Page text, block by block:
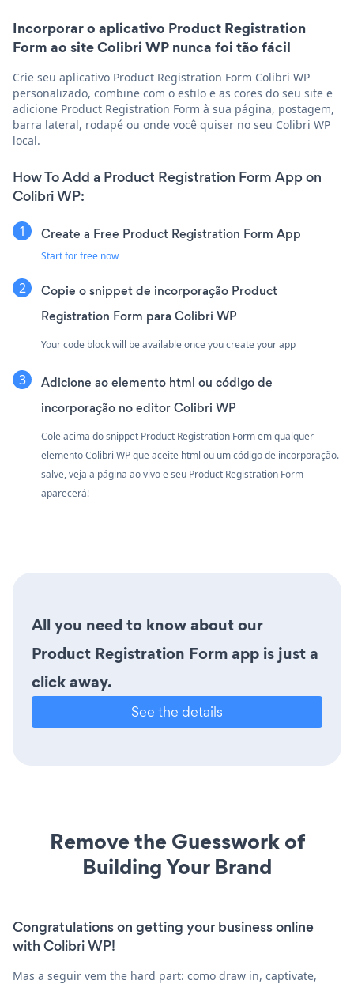
Incorporar o aplicativo Product Registration
Form ao site Colibri WP nunca foi tão fácil
Crie seu aplicativo Product Registration Form Colibri WP
personalizado, combine com o estilo e as cores do seu site e
adicione Product Registration Form à sua página, postagem,
barra lateral, rodapé ou onde você quiser no seu Colibri WP
local.
How To Add a Product Registration Form App on
Colibri WP:
Create a Free Product Registration Form App
Start for free now
Copie o snippet de incorporação Product
Registration Form para Colibri WP
Your code block will be available once you create your app
Adicione ao elemento html ou código de
incorporação no editor Colibri WP
Cole acima do snippet Product Registration Form em qualquer
elemento Colibri WP que aceite html ou um código de incorporação.
salve, veja a página ao vivo e seu Product Registration Form
aparecerá!
All you need to know about our
Product Registration Form app is just a
click away.
See the details
Remove the Guesswork of
Building Your Brand
Congratulations on getting your business online
with Colibri WP!
Mas a seguir vem the hard part: como draw in, captivate,